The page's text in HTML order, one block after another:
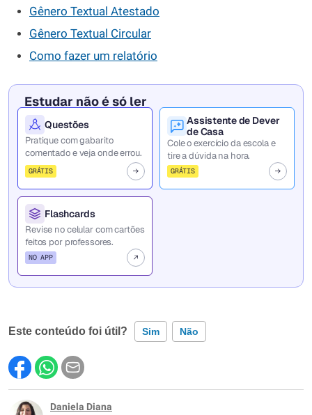
Gênero Textual Atestado
Gênero Textual Circular
Como fazer um relatório
Estudar não é só ler
Questões
Pratique com gabarito
comentado e veja onde errou.
GRÁTIS
Assistente de Dever
de Casa
Cole o exercício da escola e
tire a dúvida na hora.
GRÁTIS
Flashcards
Revise no celular com cartões
feitos por professores.
NO APP
Este conteúdo foi útil? Sim Não
Este conteúdo contém informação incorreta
Este conteúdo não tem a informação que procuro
Daniela Diana